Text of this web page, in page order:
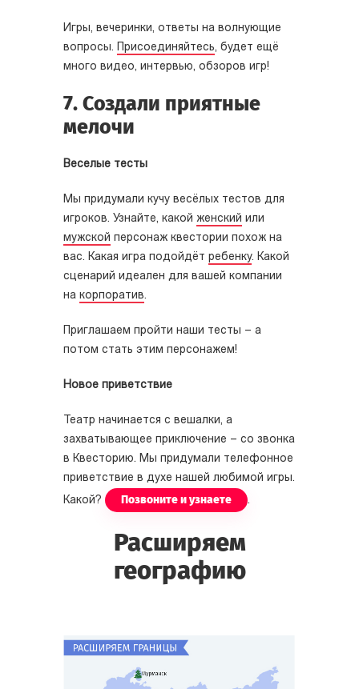
Игры, вечеринки, ответы на волнующие
вопросы.
Присоединяйтесь, будет ещё
много видео, интервью, обзоров игр!
7. Создали приятные
мелочи
Веселые тесты
Мы придумали кучу весёлых тестов для
игроков. Узнайте, какой женский или
мужской персонаж квестории похож на
вас. Какая игра подойдёт ребенку. Какой
сценарий идеален для вашей компании
на корпоратив.
Приглашаем пройти наши тесты – а
потом стать этим персонажем!
Новое приветствие
Театр начинается с вешалки, а
захватывающее приключение – со звонка
в Квесторию. Мы придумали телефонное
приветствие в духе нашей любимой игры.
Какой?
Позвоните и узнаете .
Расширяем
географию